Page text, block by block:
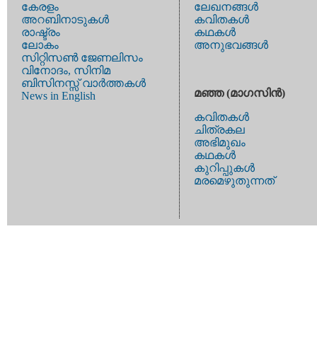
കേരളം
അറബിനാടുകള്‍
രാഷ്ട്രം
ലോകം
സിറ്റിസണ്‍ ജേണലിസം
വിനോദം, സിനിമ
ബിസിനസ്സ് വാര്‍ത്തകള്‍
News in English
ലേഖനങ്ങള്‍
കവിതകള്‍
കഥകള്‍
അനുഭവങ്ങള്‍
മഞ്ഞ (മാഗസിന്‍)
കവിതകള്‍
ചിത്രകല
അഭിമുഖം
കഥകള്‍
കുറിപ്പുകള്‍
മരമെഴുതുന്നത്